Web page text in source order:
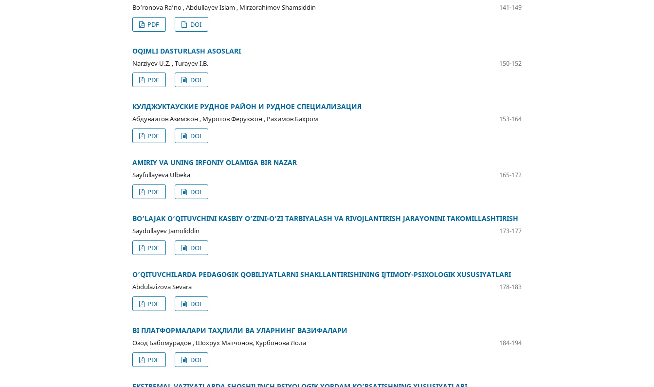
Bo‘ronova Ra’no , Abdullayev Islam , Mirzorahimov Shamsiddin
141-149
PDF
DOI
OQIMLI DASTURLASH ASOSLARI
Narziyev U.Z. , Turayev I.B.
150-152
PDF
DOI
КУЛДЖУКТАУСКИЕ РУДНОЕ РАЙОН И РУДНОЕ СПЕЦИАЛИЗАЦИЯ
Абдуваитов Азимжон , Муротов Ферузжон , Рахимов Бахром
153-164
PDF
DOI
AMIRIY VA UNING IRFONIY OLAMIGA BIR NAZAR
Sayfullayeva Ulbeka
165-172
PDF
DOI
BO‘LAJAK O‘QITUVCHINI KASBIY O‘ZINI-O‘ZI TARBIYALASH VA RIVOJLANTIRISH JARAYONINI TAKOMILLASHTIRISH
Saydullayev Jamoliddin
173-177
PDF
DOI
O’QITUVCHILARDA PEDAGOGIK QOBILIYATLARNI SHAKLLANTIRISHINING IJTIMOIY-PSIXOLOGIK XUSUSIYATLARI
Abdulazizova Sevara
178-183
PDF
DOI
BI ПЛАТФОРМАЛАРИ ТАҲЛИЛИ ВА УЛАРНИНГ ВАЗИФАЛАРИ
Озод Бабомурадов , Шохрух Матчонов, Курбонова Лола
184-194
PDF
DOI